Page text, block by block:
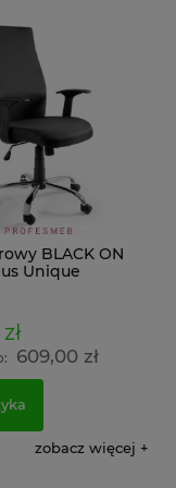
BLACK ON
Unique
609,00 zł
zobacz więcej